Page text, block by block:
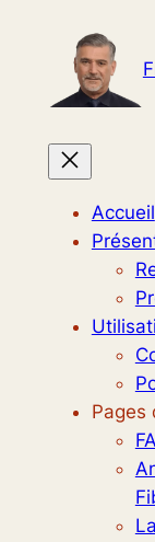
contenu
Accueil
Pages